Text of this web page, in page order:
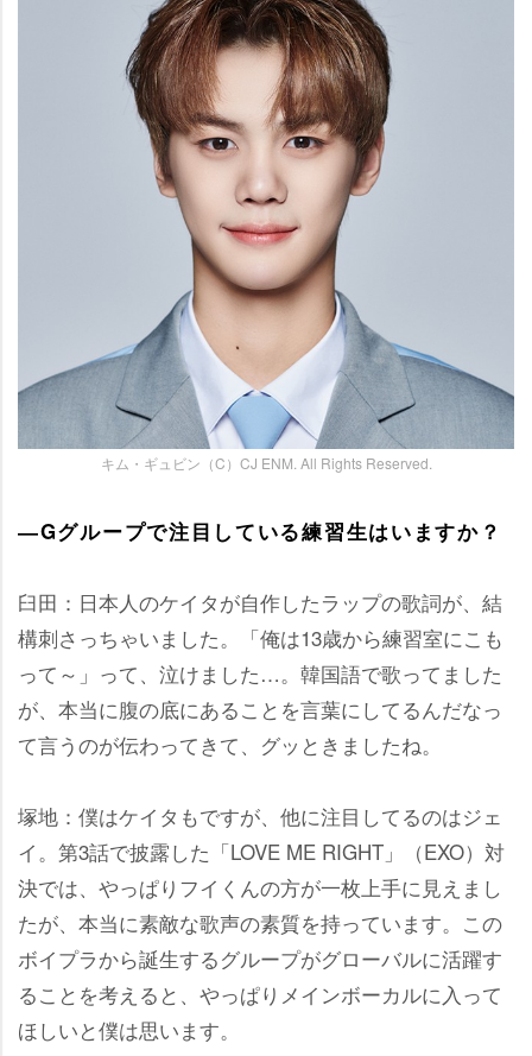
キム・ギュビン（C）CJ ENM. All Rights Reserved.
―Gグループで注目している練習生はいますか？
臼田：日本人のケイタが自作したラップの歌詞が、結
構刺さっちゃいました。「俺は13歳から練習室にこも
って～」って、泣けました…。韓国語で歌ってました
が、本当に腹の底にあることを言葉にしてるんだなっ
て言うのが伝わってきて、グッときましたね。
塚地：僕はケイタもですが、他に注目してるのはジェ
イ。第3話で披露した「LOVE ME RIGHT」（EXO）対
決では、やっぱりフイくんの方が一枚上手に見えまし
たが、本当に素敵な歌声の素質を持っています。この
ボイプラから誕生するグループがグローバルに活躍す
ることを考えると、やっぱりメインボーカルに入って
ほしいと僕は思います。